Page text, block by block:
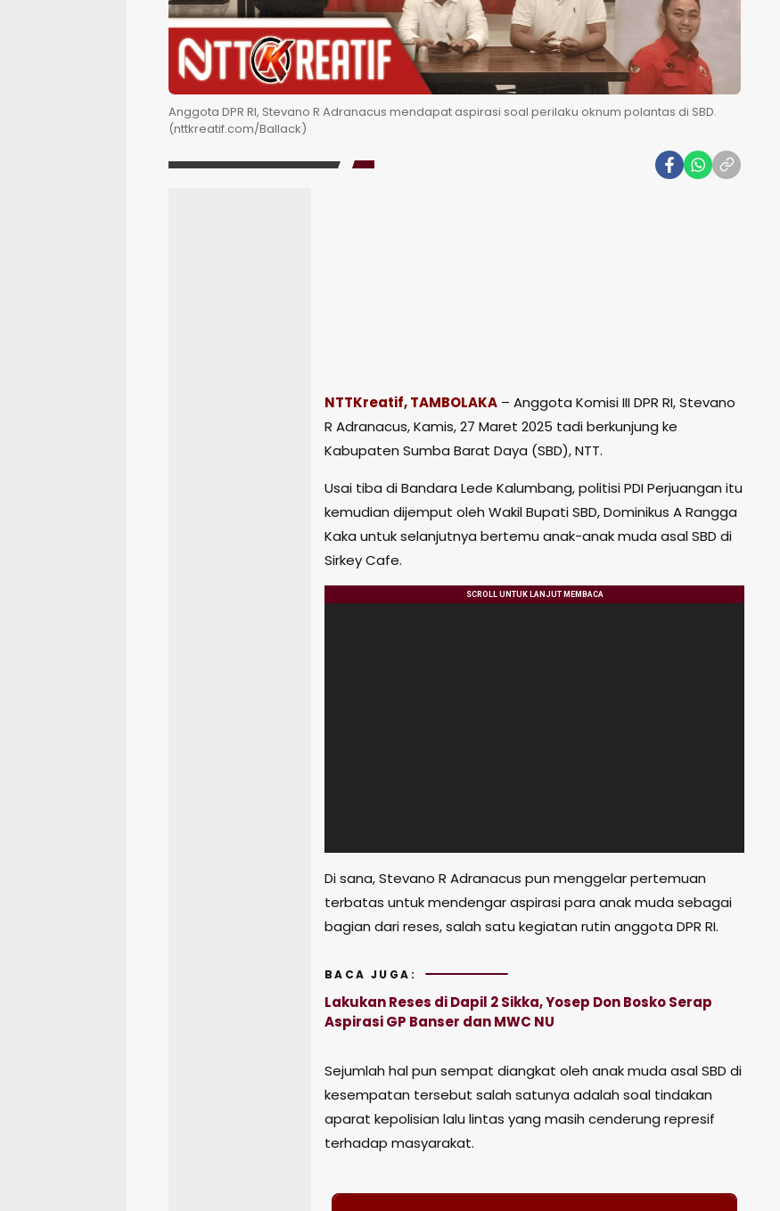
Anggota DPR RI, Stevano R Adranacus mendapat aspirasi soal perilaku oknum polantas di SBD.
(nttkreatif.com/Ballack)
NTTKreatif, TAMBOLAKA – Anggota Komisi III DPR RI, Stevano
R Adranacus, Kamis, 27 Maret 2025 tadi berkunjung ke
Kabupaten Sumba Barat Daya (SBD), NTT.
Usai tiba di Bandara Lede Kalumbang, politisi PDI Perjuangan itu
kemudian dijemput oleh Wakil Bupati SBD, Dominikus A Rangga
Kaka untuk selanjutnya bertemu anak-anak muda asal SBD di
Sirkey Cafe.
Di sana, Stevano R Adranacus pun menggelar pertemuan
terbatas untuk mendengar aspirasi para anak muda sebagai
bagian dari reses, salah satu kegiatan rutin anggota DPR RI.
BACA JUGA:
Lakukan Reses di Dapil 2 Sikka, Yosep Don Bosko Serap
Aspirasi GP Banser dan MWC NU
Sejumlah hal pun sempat diangkat oleh anak muda asal SBD di
kesempatan tersebut salah satunya adalah soal tindakan
aparat kepolisian lalu lintas yang masih cenderung represif
terhadap masyarakat.